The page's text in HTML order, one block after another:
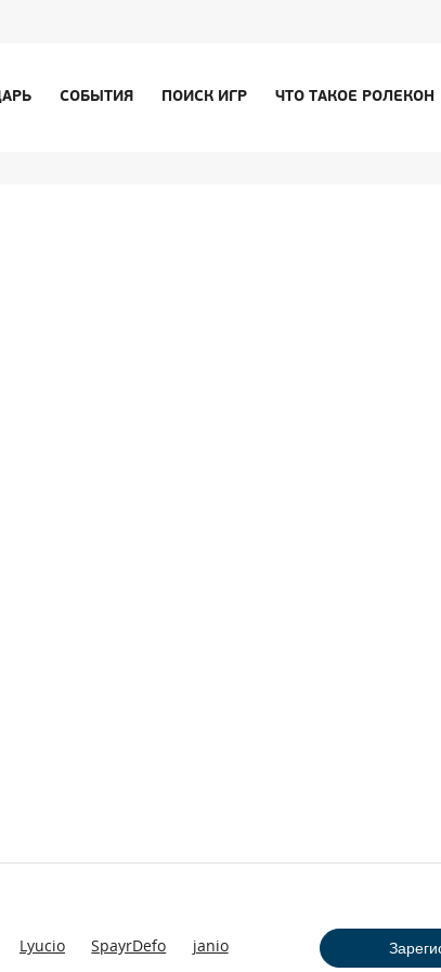
СОБЫТИЯ ПОИСК ИГР ЧТО ТАКОЕ РОЛЕКОН
Lyucio SpayrDefo janio